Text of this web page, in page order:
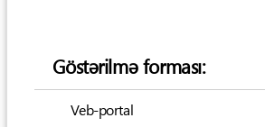
Göstərilmə forması:
Veb-portal